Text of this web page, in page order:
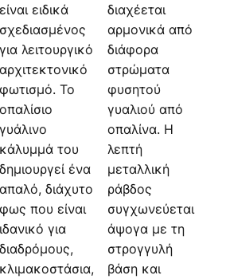
είναι ειδικά
σχεδιασμένος
για λειτουργικό
αρχιτεκτονικό
φωτισμό. Το
οπαλίσιο
γυάλινο
κάλυμμά του
δημιουργεί ένα
απαλό, διάχυτο
φως που είναι
ιδανικό για
διαδρόμους,
κλιμακοστάσια,
διαχέεται
αρμονικά από
διάφορα
στρώματα
φυσητού
γυαλιού από
οπαλίνα. Η
λεπτή
μεταλλική
ράβδος
συγχωνεύεται
άψογα με τη
στρογγυλή
βάση και